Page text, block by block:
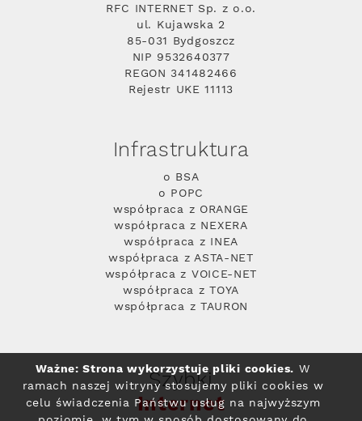
RFC INTERNET Sp. z o.o.
ul. Kujawska 2
85-031 Bydgoszcz
NIP 9532640377
REGON 341482466
Rejestr UKE 11113
Infrastruktura
o BSA
o POPC
współpraca z ORANGE
współpraca z NEXERA
współpraca z INEA
współpraca z ASTA-NET
współpraca z VOICE-NET
współpraca z TOYA
współpraca z TAURON
Szybki
Internet
Ważne: Strona wykorzystuje pliki cookies. W
ramach naszej witryny stosujemy pliki cookies w
celu świadczenia Państwu usług na najwyższym